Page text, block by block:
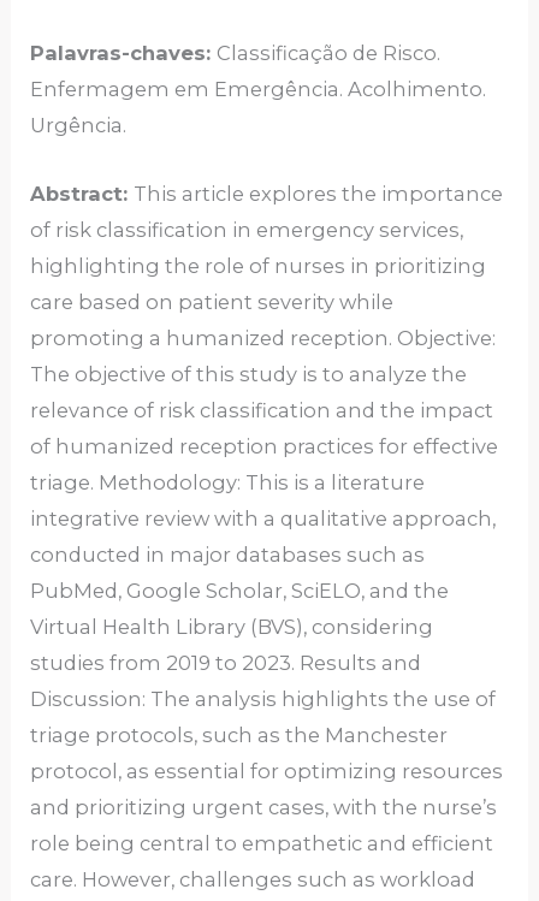
Palavras-chaves: Classificação de Risco.
Enfermagem em Emergência. Acolhimento.
Urgência.
Abstract: This article explores the importance
of risk classification in emergency services,
highlighting the role of nurses in prioritizing
care based on patient severity while
promoting a humanized reception. Objective:
The objective of this study is to analyze the
relevance of risk classification and the impact
of humanized reception practices for effective
triage. Methodology: This is a literature
integrative review with a qualitative approach,
conducted in major databases such as
PubMed, Google Scholar, SciELO, and the
Virtual Health Library (BVS), considering
studies from 2019 to 2023. Results and
Discussion: The analysis highlights the use of
triage protocols, such as the Manchester
protocol, as essential for optimizing resources
and prioritizing urgent cases, with the nurse’s
role being central to empathetic and efficient
care. However, challenges such as workload